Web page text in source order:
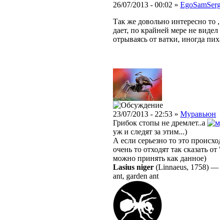
26/07/2013 - 00:02 »
Так же довольно интересно
дает, по крайней мере не
отрываясь от ватки, иногда
23/07/2013 - 22:53 » Муравьюн
Грибок стопы не дремлет..а
уж и следят за этим...)
А если серьезно то это
очень то отходят так сказать
можно принять как данное)
Lasius niger (Linnaeus, 1758) —
ant, garden ant